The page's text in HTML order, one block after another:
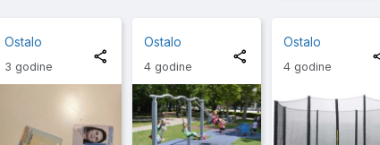
Ostalo
3 godine
Ostalo
4 godine
Ostalo
4 godine